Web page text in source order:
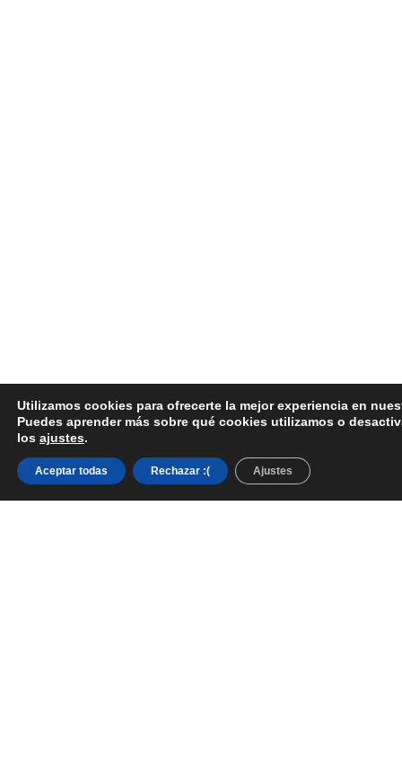
Utilizamos cookies para ofrecerte la mejor experiencia en
Puedes aprender más sobre qué cookies utilizamos o
los ajustes.
Aceptar todas Rechazar :( Ajustes